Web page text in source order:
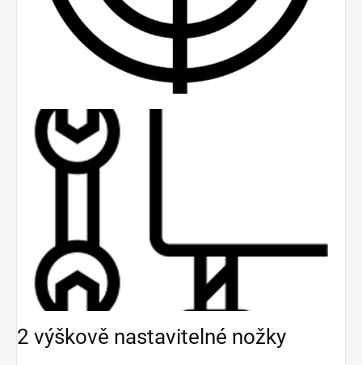
2 výškově nastavitelné nožky